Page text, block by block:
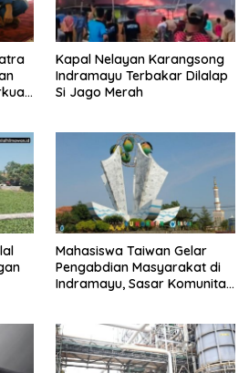
Kapal Nelayan Karangsong
Indramayu Terbakar Dilalap
Si Jago Merah
Mahasiswa Taiwan Gelar
Pengabdian Masyarakat di
Indramayu, Sasar Komunitas